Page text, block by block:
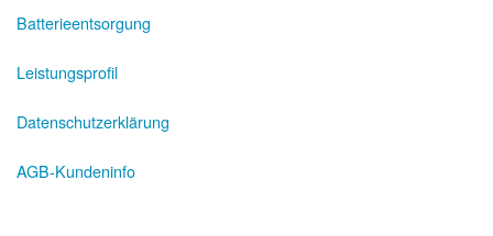
Batterieentsorgung
Leistungsprofil
Datenschutzerklärung
AGB-Kundeninfo